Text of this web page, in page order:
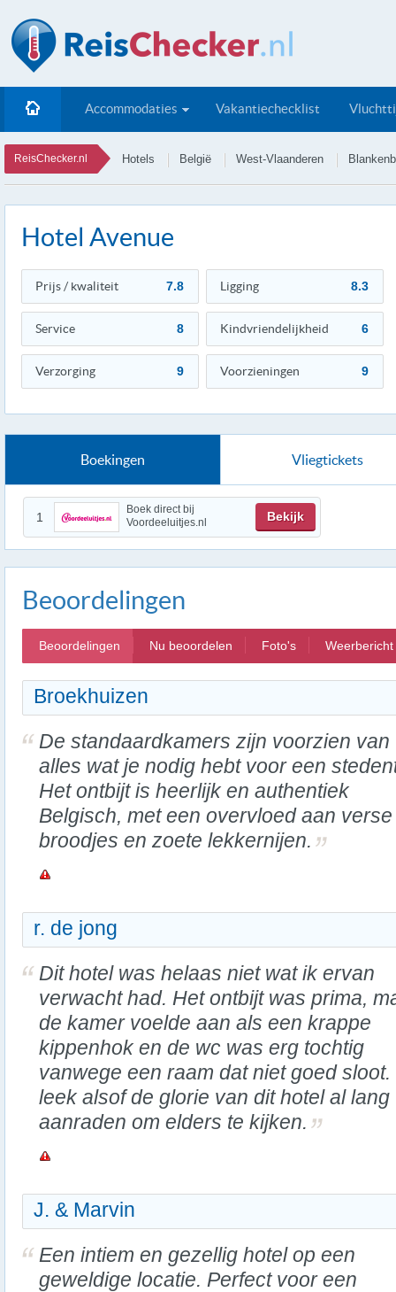
Accommodaties Vakantiechecklist
ReisChecker.nl Hotels België West-Vlaanderen
Hotel Avenue
Prijs / kwaliteit 7.8 Ligging 8.3
Service 8 Kindvriendelijkheid 6
Verzorging 9 Voorzieningen 9
Boekingen Vliegtickets
1
Boek direct bij
Voordeeluitjes.nl
Bekijk
Beoordelingen
Beoordelingen Nu beoordelen Foto's Weerbericht
Broekhuizen
De standaardkamers zijn voorzien van
alles wat je nodig hebt voor een
Het ontbijt is heerlijk en authentiek
Belgisch, met een overvloed aan verse
broodjes en zoete lekkernijen.
r. de jong
Dit hotel was helaas niet wat ik ervan
verwacht had. Het ontbijt was prima,
de kamer voelde aan als een krappe
kippenhok en de wc was erg tochtig
vanwege een raam dat niet goed sloot.
leek alsof de glorie van dit hotel al
aanraden om elders te kijken.
J. & Marvin
Een intiem en gezellig hotel op een
geweldige locatie. Perfect voor een